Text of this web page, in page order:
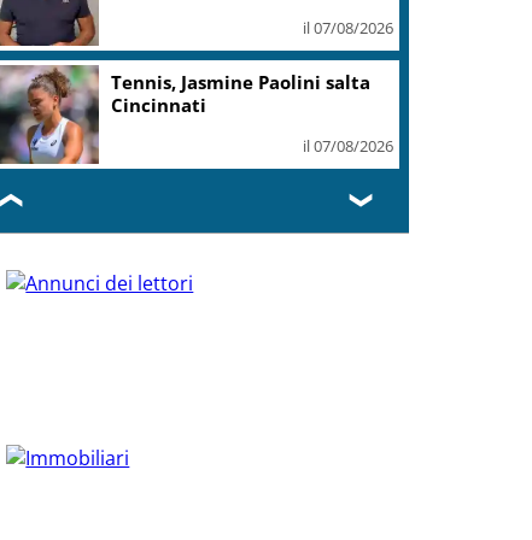
il 07/08/2026
Tennis, Jasmine Paolini salta
Cincinnati
il 07/08/2026
❮ ❯